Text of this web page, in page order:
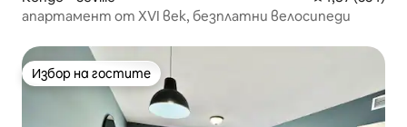
апартамент от XVI век, безплатни велосипеди
Избор на гостите
Избор на гостите